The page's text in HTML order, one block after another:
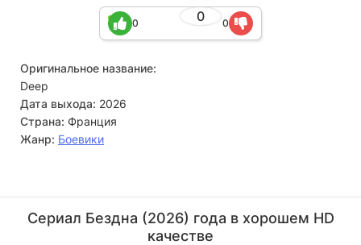
0
0 0
Оригинальное название:
Deep
Дата выхода: 2026
Страна: Франция
Жанр: Боевики
Сериал Бездна (2026) года в хорошем HD
качестве